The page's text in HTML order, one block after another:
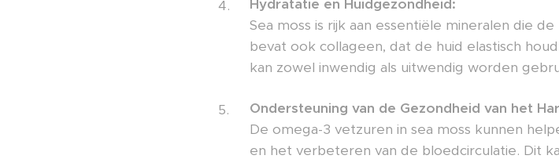
Hydratatie en Huidgezondheid:
Sea moss is rijk aan essentiële mineralen die
bevat ook collageen, dat de huid elastisch
kan zowel inwendig als uitwendig worden
Ondersteuning van de Gezondheid van het
De omega-3 vetzuren in sea moss kunnen
en het verbeteren van de bloedcirculatie. Dit